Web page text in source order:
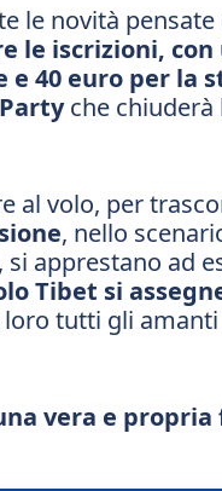
le novità
le iscrizioni,
e 40 euro per la
che chiuderà
al volo, per
, nello
si apprestano ad
Tibet si
tutti gli
vera e